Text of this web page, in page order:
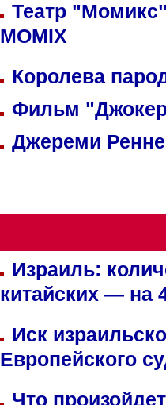
Театр
MOMIX
Королева
Фильм
Джереми
Израиль:
китайских — на
Иск
Европейского
Что